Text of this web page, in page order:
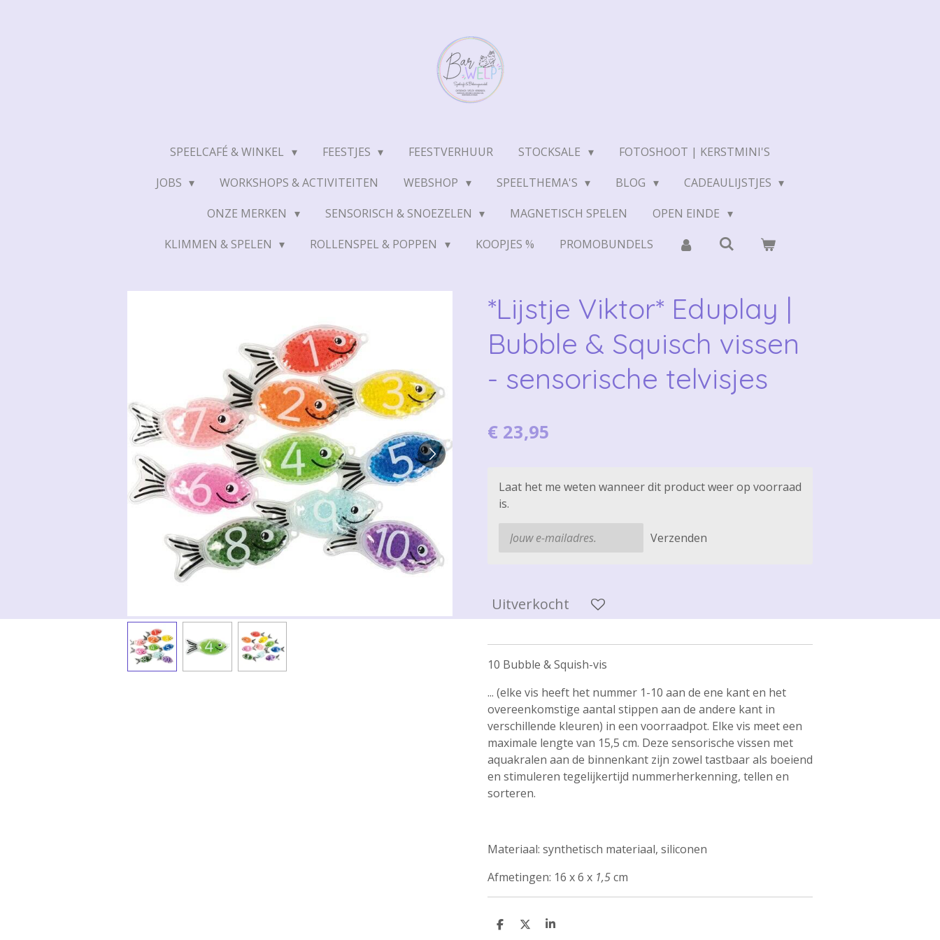
SPEELCAFÉ & WINKEL FEESTJES FEESTVERHUUR STOCKSALE
FOTOSHOOT | KERSTMINI'S
JOBS
WORKSHOPS & ACTIVITEITEN WEBSHOP SPEELTHEMA'S BLOG
CADEAULIJSTJES
ONZE MERKEN
SENSORISCH & SNOEZELEN MAGNETISCH SPELEN
OPEN EINDE
KLIMMEN & SPELEN
ROLLENSPEL & POPPEN KOOPJES % PROMOBUNDELS
*Lijstje Viktor* Eduplay |
Bubble & Squisch vissen
- sensorische telvisjes
€ 23,95
Laat het me weten wanneer dit product weer op voorraad
is.
Verzenden
Uitverkocht
10 Bubble & Squish-vis
... (elke vis heeft het nummer 1-10 aan de ene kant en het
overeenkomstige aantal stippen aan de andere kant in
verschillende kleuren) in een voorraadpot. Elke vis meet een
maximale lengte van 15,5 cm. Deze sensorische vissen met
aquakralen aan de binnenkant zijn zowel tastbaar als boeiend
en stimuleren tegelijkertijd nummerherkenning, tellen en
sorteren.
Materiaal: synthetisch materiaal, siliconen
Afmetingen: 16 x 6 x 1,5cm
D
D
S